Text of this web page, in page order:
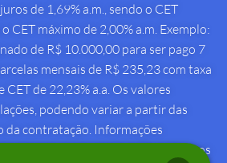
de 1,69% a.m., sendo o CET
CET máximo de 2,00% a.m. Exemplo:
de R$ 10.000,00 para ser pago 7
mensais de R$ 235,23 com taxa
CET de 22,23% a.a. Os valores
podendo variar a partir das
da contratação. Informações
saque-aniversário: Taxa de juros